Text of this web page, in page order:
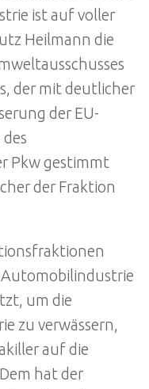
ist auf voller
Heilmann die
der mit deutlicher
der EU-
Pkw gestimmt
der Fraktion
Automobilindustrie
um die
zu verwässern,
auf die
hat der